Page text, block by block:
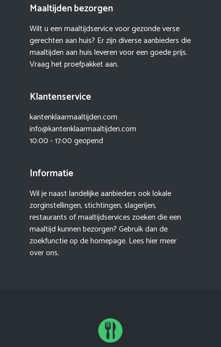
Maaltijden bezorgen
Wilt u een maaltijdservice voor gezonde verse
gerechten aan huis? Er zijn diverse aanbieders die
maaltijden aan huis leveren voor een goede prijs.
Vraag het proefpakket aan.
Klantenservice
kantenklaarmaaltijden.com
info@kantenklaarmaaltijden.com
10:00 - 17:00 geopend
Informatie
Wil je naast landelijke aanbieders ook lokale
zorginstellingen, stichtingen, slagerijen,
restaurants of maaltijdservices zoeken die een
maaltijd kunnen bezorgen? Gebruik dan de
zoekfunctie op de homepage. Lees hier meer
over ons.